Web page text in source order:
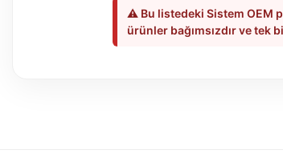
⚠️ Bu listedeki Sistem OEM
ürünler bağımsızdır ve